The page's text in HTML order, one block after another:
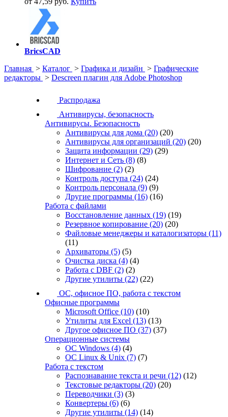
BricsCAD
Главная > Каталог > Графика и дизайн > Графические
редакторы > Descreen плагин для Adobe Photoshop
Распродажа
Антивирусы, безопасность
Антивирусы. Безопасность
Антивирусы для дома (20) (20)
Антивирусы для организаций (20) (20)
Защита информации (29) (29)
Интернет и Сеть (8) (8)
Шифрование (2) (2)
Контроль доступа (24) (24)
Контроль персонала (9) (9)
Другие программы (16) (16)
Работа с файлами
Восстановление данных (19) (19)
Резервное копирование (20) (20)
Файловые менеджеры и каталогизаторы (11)
(11)
Архиваторы (5) (5)
Очистка диска (4) (4)
Работа с DBF (2) (2)
Другие утилиты (22) (22)
ОС, офисное ПО, работа с текстом
Офисные программы
Microsoft Office (10) (10)
Утилиты для Excel (13) (13)
Другое офисное ПО (37) (37)
Операционные системы
ОС Windows (4) (4)
ОС Linux & Unix (7) (7)
Работа с текстом
Распознавание текста и речи (12) (12)
Текстовые редакторы (20) (20)
Переводчики (3) (3)
Конвертеры (6) (6)
Другие утилиты (14) (14)